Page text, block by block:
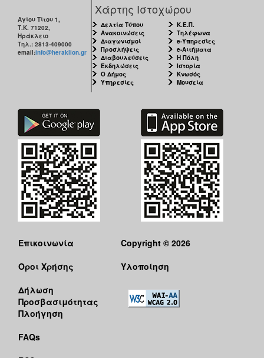
Αγίου Τίτου 1,
Τ.Κ. 71202,
Ηράκλειο
Τηλ.: 2813-409000
email:info@heraklion.gr
Χάρτης Ιστοχώρου
Δελτία Τύπου
Ανακοινώσεις
Διαγωνισμοί
Προσλήψεις
Διαβουλεύσεις
Εκδηλώσεις
Ο Δήμος
Υπηρεσίες
Κ.Ε.Π.
Τηλέφωνα
e-Υπηρεσίες
e-Αιτήματα
Η Πόλη
Ιστορία
Κνωσός
Μουσεία
Επικοινωνία
Όροι Χρήσης
Δήλωση
Προσβασιμότητας
Πλοήγηση
FAQs
Copyright © 2026
Υλοποίηση